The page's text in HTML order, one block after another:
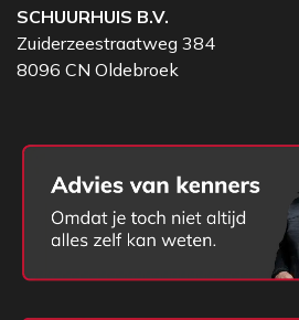
SCHUURHUIS B.V.
Zuiderzeestraatweg 384
8096 CN Oldebroek